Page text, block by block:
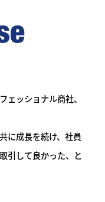
ェッショナル商社、
に成長を続け、社員
引して良かった、と